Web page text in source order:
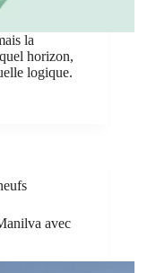
la
horizon,
logique.
avec